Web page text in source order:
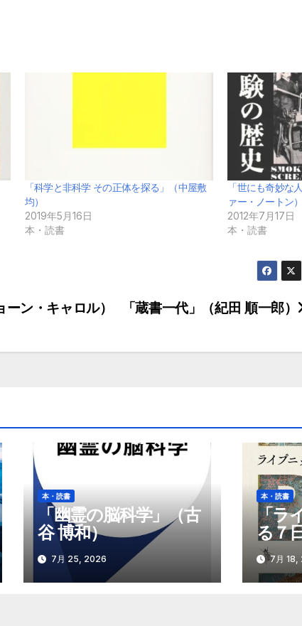
「科学と非科学 その正体を探る」（中屋敷
均）
2019年5月16日
本・読書
「世にも奇妙な
ァー・ノートン）
2012年7月17日
本・読書
「蔵書一代」（紀田 順一郎）
ーン・キャロル）
本・読書
「幽霊の脳科学」（古
谷 博和）
7月 25, 2026
本・読書
「ラ
る７
ル・
7月 18,